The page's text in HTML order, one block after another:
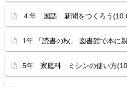
４年 国語 新聞をつくろう
1年 「読書の秋」 図書館で本に
5年 家庭科 ミシンの使い方